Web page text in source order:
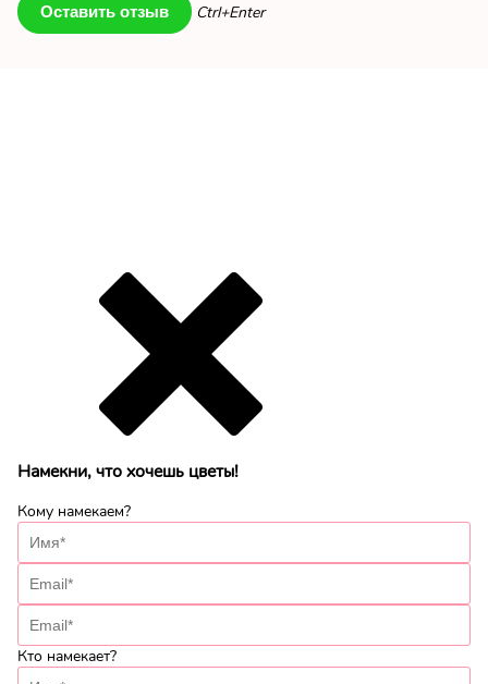
Ctrl+Enter
Намекни, что хочешь цветы!
Кому намекаем?
Кто намекает?